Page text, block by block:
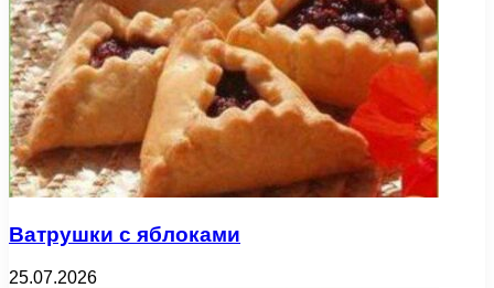
Ватрушки с яблоками
25.07.2026